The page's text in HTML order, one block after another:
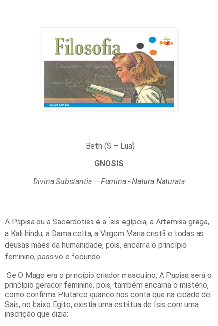
Beth (S – Lua)
GNOSIS
Divina Substantia – Femina - Natura Naturata
A Papisa ou a Sacerdotisa é a Ísis egípcia, a Artemisa grega,
a Kali hindu, a Dama celta, a Virgem Maria cristã e todas as
deusas mães da humanidade, pois, encarna o princípio
feminino, passivo e fecundo.
Se O Mago era o princípio criador masculino, A Papisa será o
princípio gerador feminino, pois, também encarna o mistério,
como confirma Plutarco quando nos conta que na cidade de
Sais, no baixo Egito, existia uma estátua de Ísis com uma
inscrição que dizia: